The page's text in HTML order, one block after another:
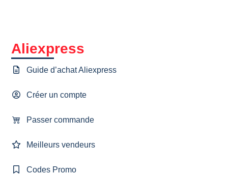
Aliexpress
Guide d’achat Aliexpress
Créer un compte
Passer commande
Meilleurs vendeurs
Codes Promo